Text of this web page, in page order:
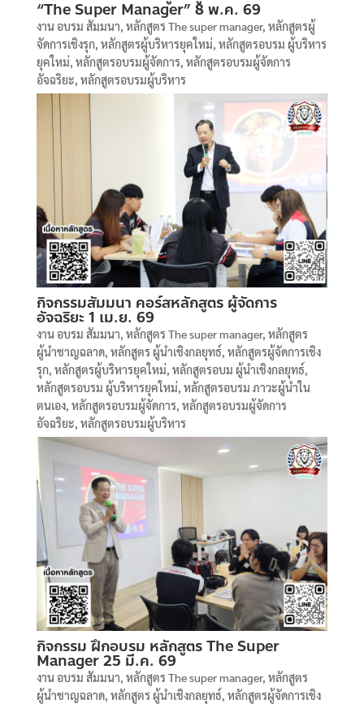
“The Super Manager” 8 พ.ค. 69
งาน อบรม สัมมนา, หลักสูตร The super manager, หลักสูตรผู้
จัดการเชิงรุก, หลักสูตรผู้บริหารยุคใหม่, หลักสูตรอบรม ผู้บริหาร
ยุคใหม่, หลักสูตรอบรมผู้จัดการ, หลักสูตรอบรมผู้จัดการ
อัจฉริยะ, หลักสูตรอบรมผู้บริหาร
กิจกรรมสัมมนา คอร์สหลักสูตร ผู้จัดการ
อัจฉริยะ 1 เม.ย. 69
งาน อบรม สัมมนา, หลักสูตร The super manager, หลักสูตร
ผู้นำชาญฉลาด, หลักสูตร ผู้นำเชิงกลยุทธ์, หลักสูตรผู้จัดการเชิง
รุก, หลักสูตรผู้บริหารยุคใหม่, หลักสูตรอบม ผู้นำเชิงกลยุทธ์,
หลักสูตรอบรม ผู้บริหารยุคใหม่, หลักสูตรอบรม ภาวะผู้นำใน
ตนเอง, หลักสูตรอบรมผู้จัดการ, หลักสูตรอบรมผู้จัดการ
อัจฉริยะ, หลักสูตรอบรมผู้บริหาร
กิจกรรม ฝึกอบรม หลักสูตร The Super
Manager 25 มี.ค. 69
งาน อบรม สัมมนา, หลักสูตร The super manager, หลักสูตร
ผู้นำชาญฉลาด, หลักสูตร ผู้นำเชิงกลยุทธ์, หลักสูตรผู้จัดการเชิง